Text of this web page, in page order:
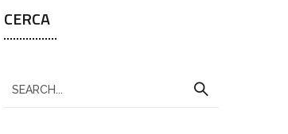
CERCA